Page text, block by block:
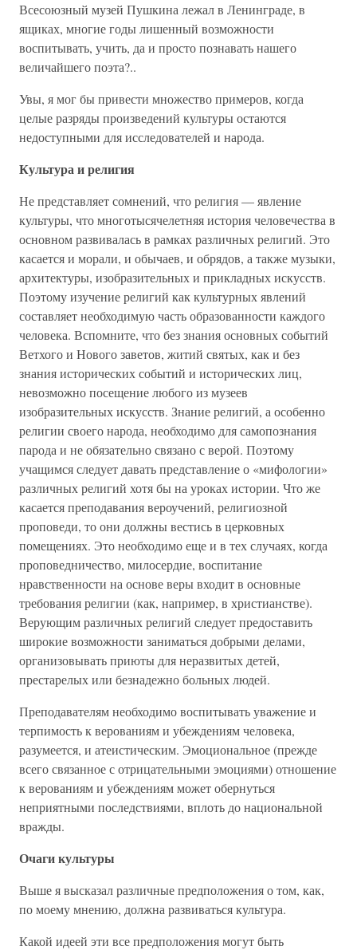
Всесоюзный музей Пушкина лежал в Ленинграде, в
ящиках, многие годы лишенный возможности
воспитывать, учить, да и просто познавать нашего
величайшего поэта?..
Увы, я мог бы привести множество примеров, когда
целые разряды произведений культуры остаются
недоступными для исследователей и народа.
Культура и религия
Не представляет сомнений, что религия — явление
культуры, что многотысячелетняя история человечества в
основном развивалась в рамках различных религий. Это
касается и морали, и обычаев, и обрядов, а также музыки,
архитектуры, изобразительных и прикладных искусств.
Поэтому изучение религий как культурных явлений
составляет необходимую часть образованности каждого
человека. Вспомните, что без знания основных событий
Ветхого и Нового заветов, житий святых, как и без
знания исторических событий и исторических лиц,
невозможно посещение любого из музеев
изобразительных искусств. Знание религий, а особенно
религии своего народа, необходимо для самопознания
парода и не обязательно связано с верой. Поэтому
учащимся следует давать представление о «мифологии»
различных религий хотя бы на уроках истории. Что же
касается преподавания вероучений, религиозной
проповеди, то они должны вестись в церковных
помещениях. Это необходимо еще и в тех случаях, когда
проповедничество, милосердие, воспитание
нравственности на основе веры входит в основные
требования религии (как, например, в христианстве).
Верующим различных религий следует предоставить
широкие возможности заниматься добрыми делами,
организовывать приюты для неразвитых детей,
престарелых или безнадежно больных людей.
Преподавателям необходимо воспитывать уважение и
терпимость к верованиям и убеждениям человека,
разумеется, и атеистическим. Эмоциональное (прежде
всего связанное с отрицательными эмоциями) отношение
к верованиям и убеждениям может обернуться
неприятными последствиями, вплоть до национальной
вражды.
Очаги культуры
Выше я высказал различные предположения о том, как,
по моему мнению, должна развиваться культура.
Какой идеей эти все предположения могут быть